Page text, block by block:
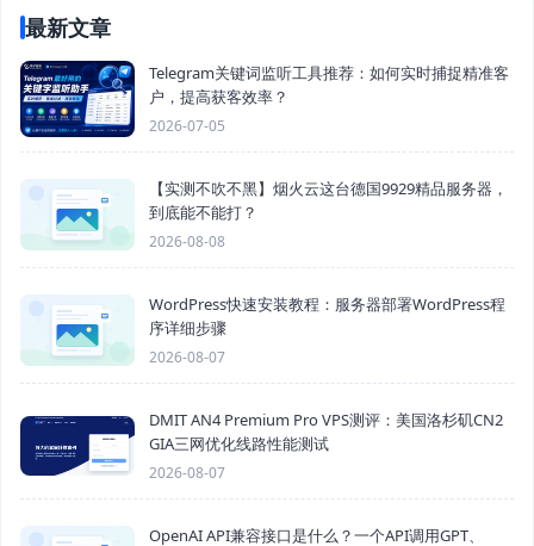
最新文章
Telegram关键词监听工具推荐：如何实时捕捉精准客
户，提高获客效率？
2026-07-05
【实测不吹不黑】烟火云这台德国9929精品服务器，
到底能不能打？
2026-08-08
WordPress快速安装教程：服务器部署WordPress程
序详细步骤
2026-08-07
DMIT AN4 Premium Pro VPS测评：美国洛杉矶CN2
GIA三网优化线路性能测试
2026-08-07
OpenAI API兼容接口是什么？一个API调用GPT、